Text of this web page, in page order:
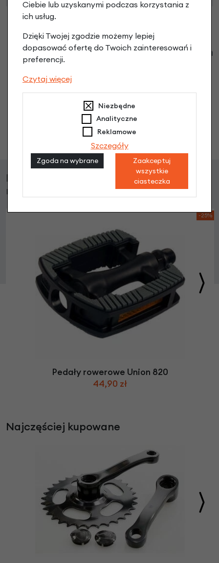
Klienci zadali następujące pytania o ten
Nikt wcześniej niemiał pytań do tego produktu? A Ty o
Zadaj pytanie
Klienci, którzy kupili ten produkt wybrali
również
-25%
Pedały rowerowe Union 820
44,90 zł
Najczęściej kupowane
Ciebie lub uzyskanymi podczas korzystania z
ich usług.
Dzięki Twojej zgodzie możemy lepiej
dopasować ofertę do Twoich zainteresowań i
preferencji.
Czytaj więcej
Niezbędne
Analityczne
Reklamowe
Szczegóły
Zgoda na wybrane
Zaakceptuj
wszystkie
ciasteczka